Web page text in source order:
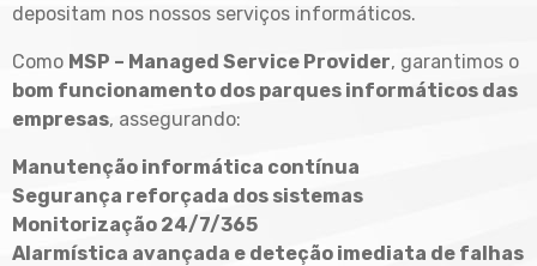
depositam nos nossos serviços informáticos.
Como MSP – Managed Service Provider, garantimos o
bom funcionamento dos parques informáticos das
empresas, assegurando:
Manutenção informática contínua
Segurança reforçada dos sistemas
Monitorização 24/7/365
Alarmística avançada e deteção imediata de falhas